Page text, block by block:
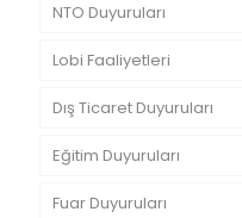
NTO Duyuruları
Lobi Faaliyetleri
Dış Ticaret Duyuruları
Eğitim Duyuruları
Fuar Duyuruları